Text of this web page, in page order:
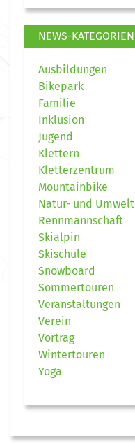
NEWS-KATEGORIEN
Ausbildungen
Bikepark
Familie
Inklusion
Jugend
Klettern
Kletterzentrum
Mountainbike
Natur- und Umwelt
Rennmannschaft
Skialpin
Skischule
Snowboard
Sommertouren
Veranstaltungen
Verein
Vortrag
Wintertouren
Yoga